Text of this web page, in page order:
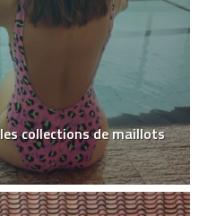
collections de maillots